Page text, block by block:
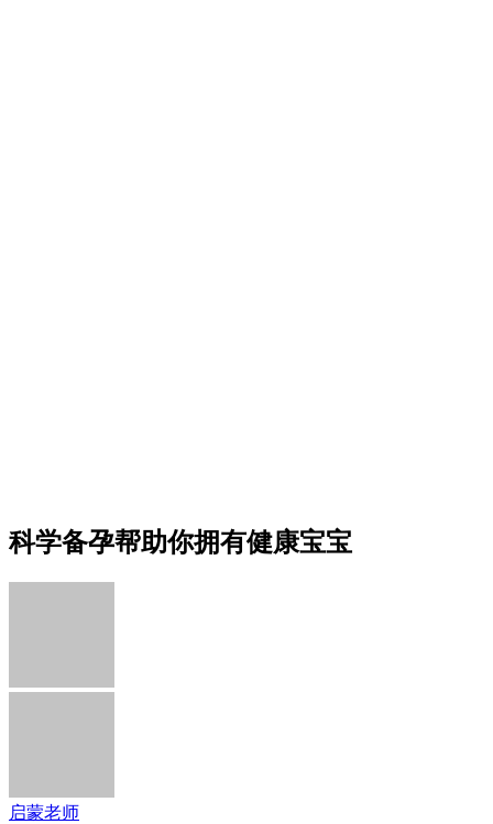
科学备孕帮助你拥有健康宝宝
启蒙老师